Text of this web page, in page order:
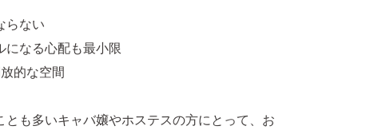
らない
なる心配も最小限
的な空間
も多いキャバ嬢やホステスの方にとって、お